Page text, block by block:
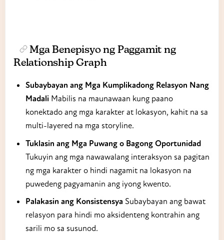
Mga Benepisyo ng Paggamit ng
Relationship Graph
Subaybayan ang Mga Kumplikadong Relasyon Nang
Madali Mabilis na maunawaan kung paano
konektado ang mga karakter at lokasyon, kahit na sa
multi-layered na mga storyline.
Tuklasin ang Mga Puwang o Bagong Oportunidad
Tukuyin ang mga nawawalang interaksyon sa pagitan
ng mga karakter o hindi nagamit na lokasyon na
puwedeng pagyamanin ang iyong kwento.
Palakasin ang Konsistensya Subaybayan ang bawat
relasyon para hindi mo aksidenteng kontrahin ang
sarili mo sa susunod.